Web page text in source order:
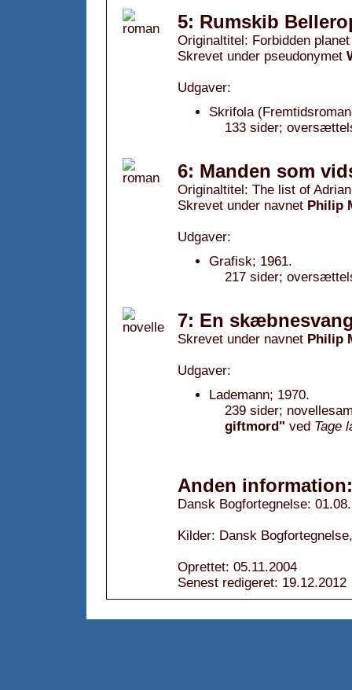
5: Rumskib
Originaltitel: Forbidden planet
Skrevet under pseudonymet
Udgaver:
Skrifola
133 sider;
6: Manden som
Originaltitel: The list of
Skrevet under navnet Philip
Udgaver:
Grafisk; 1961.
217 sider;
7: En
Skrevet under navnet Philip
Udgaver:
Lademann; 1970.
239 sider;
giftmord" ved Tage
Anden information:
Dansk Bogfortegnelse:
Kilder: Dansk
Oprettet: 05.11.2004
Senest redigeret: 19.12.2012